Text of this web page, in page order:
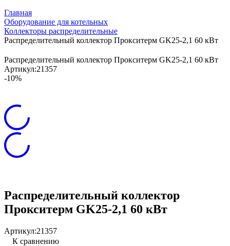
Главная
Оборудование для котельных
Коллекторы распределительные
Распределительный коллектор Прокситерм GK25-2,1 60 кВт
Распределительный коллектор Прокситерм GK25-2,1 60 кВт
Артикул:21357
-10%
Распределительный коллектор
Прокситерм GK25-2,1 60 кВт
Артикул:21357
К сравнению